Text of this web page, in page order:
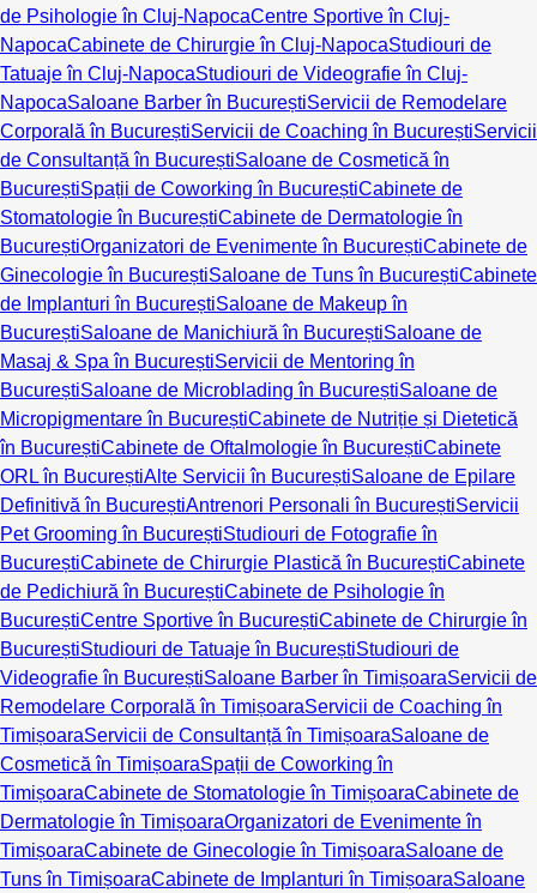
de Psihologie în Cluj-NapocaCentre Sportive în Cluj-
NapocaCabinete de Chirurgie în Cluj-NapocaStudiouri de
Tatuaje în Cluj-NapocaStudiouri de Videografie în Cluj-
NapocaSaloane Barber în BucureștiServicii de Remodelare
Corporală în BucureștiServicii de Coaching în BucureștiServicii
de Consultanță în BucureștiSaloane de Cosmetică în
BucureștiSpații de Coworking în BucureștiCabinete de
Stomatologie în BucureștiCabinete de Dermatologie în
BucureștiOrganizatori de Evenimente în BucureștiCabinete de
Ginecologie în BucureștiSaloane de Tuns în BucureștiCabinete
de Implanturi în BucureștiSaloane de Makeup în
BucureștiSaloane de Manichiură în BucureștiSaloane de
Masaj & Spa în BucureștiServicii de Mentoring în
BucureștiSaloane de Microblading în BucureștiSaloane de
Micropigmentare în BucureștiCabinete de Nutriție și Dietetică
în BucureștiCabinete de Oftalmologie în BucureștiCabinete
ORL în BucureștiAlte Servicii în BucureștiSaloane de Epilare
Definitivă în BucureștiAntrenori Personali în BucureștiServicii
Pet Grooming în BucureștiStudiouri de Fotografie în
BucureștiCabinete de Chirurgie Plastică în BucureștiCabinete
de Pedichiură în BucureștiCabinete de Psihologie în
BucureștiCentre Sportive în BucureștiCabinete de Chirurgie în
BucureștiStudiouri de Tatuaje în BucureștiStudiouri de
Videografie în BucureștiSaloane Barber în TimișoaraServicii de
Remodelare Corporală în TimișoaraServicii de Coaching în
TimișoaraServicii de Consultanță în TimișoaraSaloane de
Cosmetică în TimișoaraSpații de Coworking în
TimișoaraCabinete de Stomatologie în TimișoaraCabinete de
Dermatologie în TimișoaraOrganizatori de Evenimente în
TimișoaraCabinete de Ginecologie în TimișoaraSaloane de
Tuns în TimișoaraCabinete de Implanturi în TimișoaraSaloane